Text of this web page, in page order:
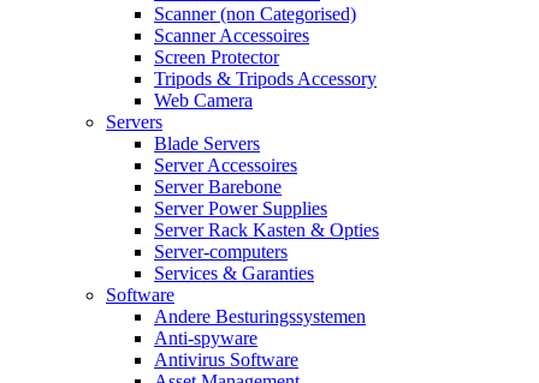
Scanner (non Categorised)
Scanner Accessoires
Screen Protector
Tripods & Tripods Accessory
Web Camera
Servers
Blade Servers
Server Accessoires
Server Barebone
Server Power Supplies
Server Rack Kasten & Opties
Server-computers
Services & Garanties
Software
Andere Besturingssystemen
Anti-spyware
Antivirus Software